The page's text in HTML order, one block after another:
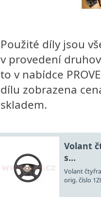
Použité díly jsou
v provedení
to v nabídce
dílu zobrazena
skladem.
Volant
s...
Volant
orig. číslo